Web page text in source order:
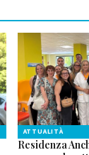
ATTUALITÀ
Residenza